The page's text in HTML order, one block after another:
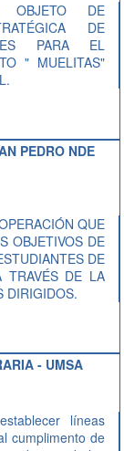
OBJETO DE
DE
PARA EL
" MUELITAS"
PEDRO NDE
QUE
OBJETIVOS DE
DE
TRAVÉS DE LA
DIRIGIDOS.
- UMSA
líneas
cumplimento de